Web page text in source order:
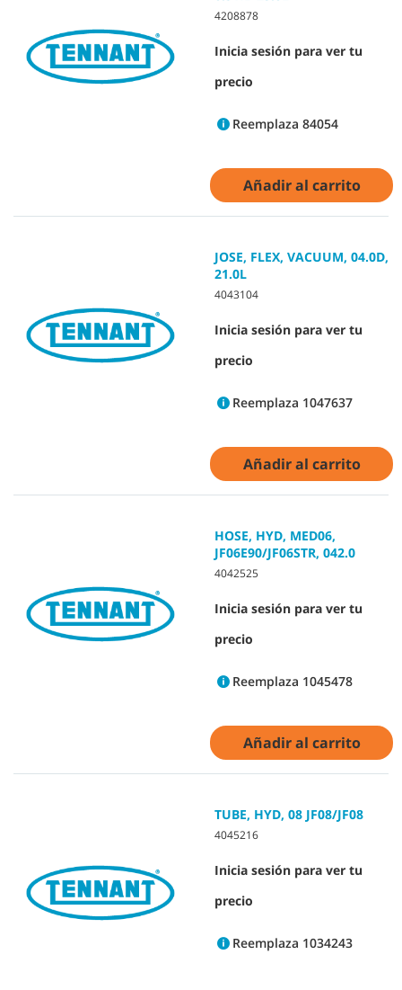
4208878
Inicia sesión para ver tu
precio
Reemplaza 84054
Añadir al carrito
JOSE, FLEX, VACUUM, 04.0D,
21.0L
4043104
Inicia sesión para ver tu
precio
Reemplaza 1047637
Añadir al carrito
HOSE, HYD, MED06,
JF06E90/JF06STR, 042.0
4042525
Inicia sesión para ver tu
precio
Reemplaza 1045478
Añadir al carrito
TUBE, HYD, 08 JF08/JF08
4045216
Inicia sesión para ver tu
precio
Reemplaza 1034243